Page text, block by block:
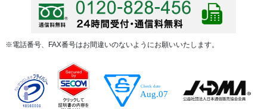
※電話番号、FAX番号はお間違いのないようにお願いいたします。